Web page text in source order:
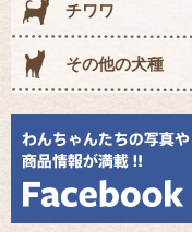
チワワ
その他の犬種